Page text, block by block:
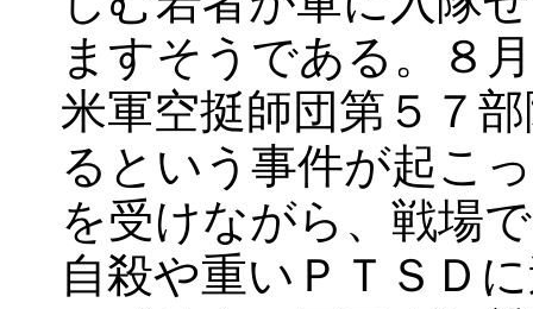
ますそうである。８
米軍空挺師団第５７
るという事件が起こ
を受けながら、戦場
自殺や重いＰＴＳＤ